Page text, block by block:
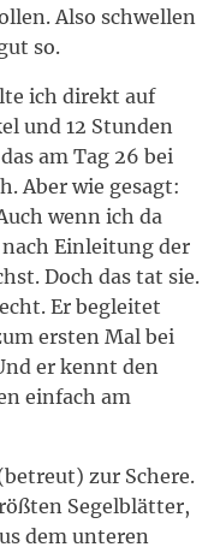
Also schwellen
so.
ich direkt auf
und 12 Stunden
am Tag 26 bei
Aber wie gesagt:
wenn ich da
Einleitung der
Doch das tat sie.
Er begleitet
ersten Mal bei
er kennt den
einfach am
zur Schere.
Segelblätter,
dem unteren